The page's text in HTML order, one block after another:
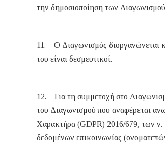
την δημοσιοποίηση των
11. Ο Διαγωνισμός διοργανώνεται
του είναι δεσμευτικοί.
12. Για τη συμμετοχή στο
του Διαγωνισμού που αναφέρεται
Χαρακτήρα (GDPR) 2016/679, των ν.
δεδομένων επικοινωνίας